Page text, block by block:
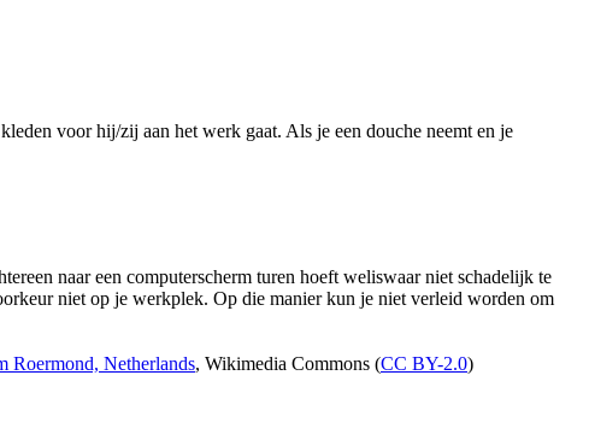
voor hij/zij aan het werk gaat. Als je een douche neemt en je
naar een computerscherm turen hoeft weliswaar niet schadelijk te
niet op je werkplek. Op die manier kun je niet verleid worden om
Roermond, Netherlands, Wikimedia Commons (CC BY-2.0)